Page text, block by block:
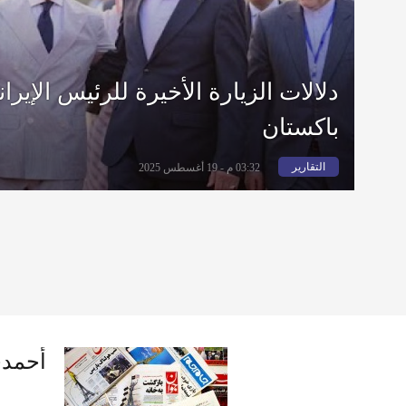
دلالات الزيارة الأخيرة للرئيس
باكستان
التقارير 03:32 م - 19 أغسطس 2025